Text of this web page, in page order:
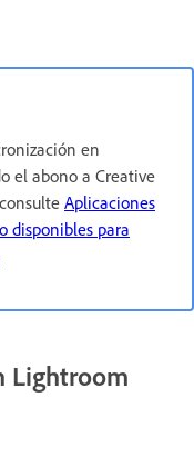
en
el abono a Creative
Aplicaciones
disponibles para
Lightroom